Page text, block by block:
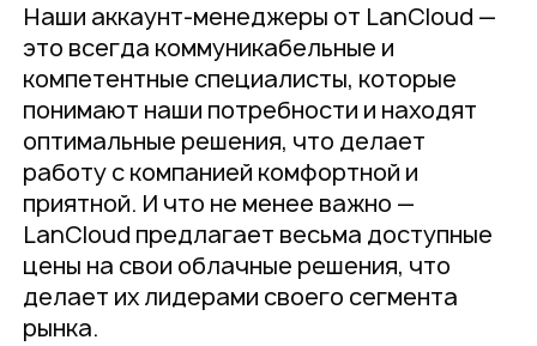
Наши аккаунт-менеджеры от LanCloud —
это всегда коммуникабельные и
компетентные специалисты, которые
понимают наши потребности и находят
оптимальные решения, что делает
работу с компанией комфортной и
приятной. И что не менее важно —
LanCloud предлагает весьма доступные
цены на свои облачные решения, что
делает их лидерами своего сегмента
рынка.